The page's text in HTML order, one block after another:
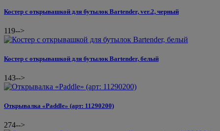
Костер с открывашкой для бутылок Bartender, ver.2, черный
119-->
Костер с открывашкой для бутылок Bartender, белый
143-->
Открывалка «Paddle» (арт: 11290200)
274-->